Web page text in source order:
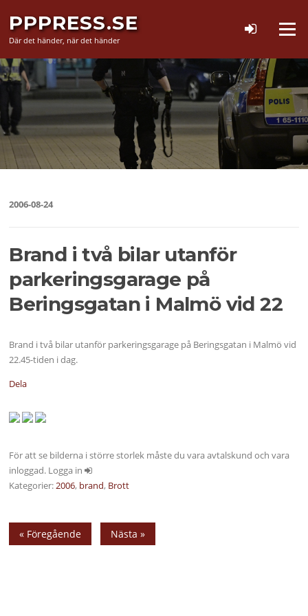
innehåll
PPPRESS.SE
Där det händer, när det händer
Meny
2006-08-24
Brand i två bilar utanför
parkeringsgarage på
Beringsgatan i Malmö vid 22
Brand i två bilar utanför parkeringsgarage på Beringsgatan i Malmö vid
22.45-tiden i dag.
Dela
För att se bilderna i större storlek måste du vara avtalskund och vara
inloggad. Logga in
Kategorier:2006, brand, Brott
« Föregående Nästa »